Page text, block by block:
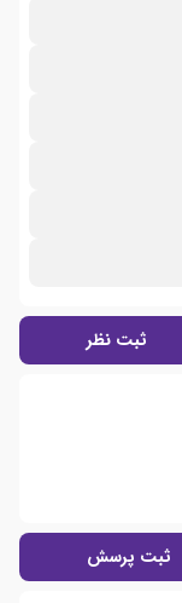
ثبت نظر
ثبت پرسش